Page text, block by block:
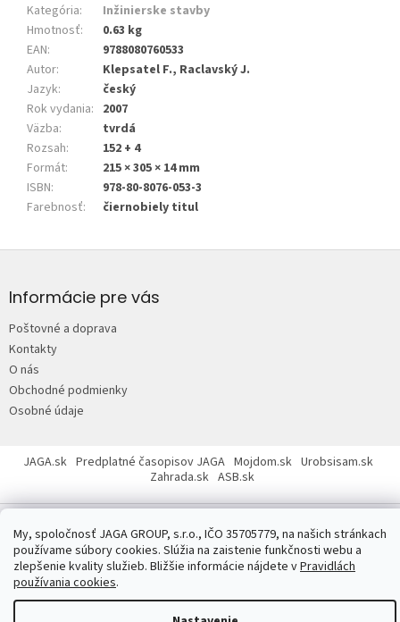
My, spoločnosť JAGA GROUP, s.r.o., IČO 35705779, na našich stránkach
používame súbory cookies. Slúžia na zaistenie funkčnosti webu a
zlepšenie kvality služieb. Bližšie informácie nájdete vPravidlách
používania cookies.
Kategória:
Inžinierske stavby
Hmotnosť:
0.63 kg
EAN:
9788080760533
Autor:
Klepsatel F., Raclavský J.
Jazyk:
český
Rok vydania: 2007
Väzba:
tvrdá
Rozsah:
152 + 4
Formát:
215 × 305 × 14 mm
ISBN:
978-80-8076-053-3
Farebnosť: čiernobiely titul
p
e
Informácie pre vás
Poštovné a doprava
Kontakty
O nás
Obchodné podmienky
Osobné údaje
JAGA.sk Predplatné časopisov JAGA Mojdom.sk Urobsisam.sk
Zahrada.sk ASB.sk
Copyright 2026JAGASTORE.sk
nastavenie cookies